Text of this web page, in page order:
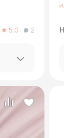
5.0 2